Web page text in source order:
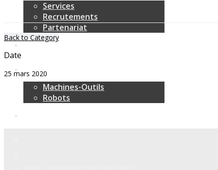
Services
Recrutements
Partenariat
Machines-Outils
Robots
Back to Category
Date
25 mars 2020